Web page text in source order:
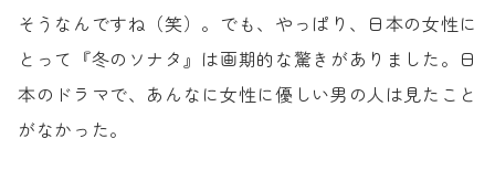
そうなんですね（笑）。 でも、やっぱり、日本の女性に
とって 『冬のソナタ』は画期的な驚きがありました。 日
本のドラマで、あんなに女性に優しい男の人は 見たこと
がなかった。